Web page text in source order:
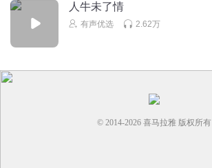
人牛未了情
有声优选 2.62万
© 2014-2026 喜马拉雅 版权所有